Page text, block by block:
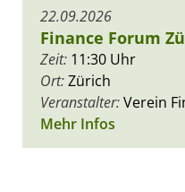
22.09.2026
Finance Forum
Zeit: 11:30 Uhr
Ort:Zürich
Veranstalter:Verein
Mehr Infos